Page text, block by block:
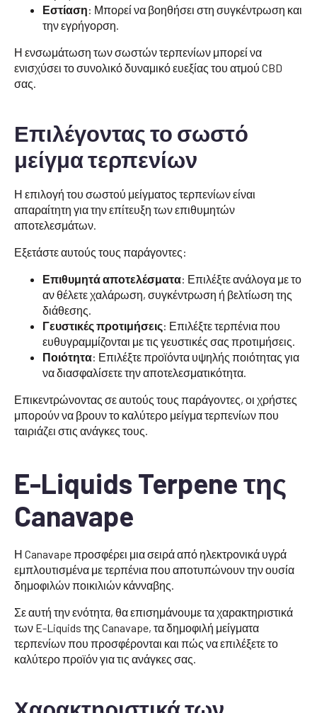
Εστίαση: Μπορεί να βοηθήσει στη συγκέντρωση και
την εγρήγορση.
Η ενσωμάτωση των σωστών τερπενίων μπορεί να
ενισχύσει το συνολικό δυναμικό ευεξίας του ατμού CBD
σας.
Επιλέγοντας το σωστό
μείγμα τερπενίων
Η επιλογή του σωστού μείγματος τερπενίων είναι
απαραίτητη για την επίτευξη των επιθυμητών
αποτελεσμάτων.
Εξετάστε αυτούς τους παράγοντες:
Επιθυμητά αποτελέσματα: Επιλέξτε ανάλογα με το
αν θέλετε χαλάρωση, συγκέντρωση ή βελτίωση της
διάθεσης.
Γευστικές προτιμήσεις: Επιλέξτε τερπένια που
ευθυγραμμίζονται με τις γευστικές σας προτιμήσεις.
Ποιότητα: Επιλέξτε προϊόντα υψηλής ποιότητας για
να διασφαλίσετε την αποτελεσματικότητα.
Επικεντρώνοντας σε αυτούς τους παράγοντες, οι χρήστες
μπορούν να βρουν το καλύτερο μείγμα τερπενίων που
ταιριάζει στις ανάγκες τους.
E-Liquids Terpene της
Canavape
Η Canavape προσφέρει μια σειρά από ηλεκτρονικά υγρά
εμπλουτισμένα με τερπένια που αποτυπώνουν την ουσία
δημοφιλών ποικιλιών κάνναβης.
Σε αυτή την ενότητα, θα επισημάνουμε τα χαρακτηριστικά
των E-Liquids της Canavape, τα δημοφιλή μείγματα
τερπενίων που προσφέρονται και πώς να επιλέξετε το
καλύτερο προϊόν για τις ανάγκες σας.